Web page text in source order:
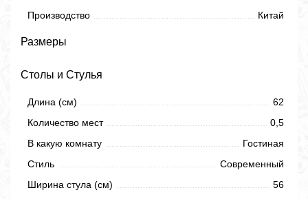
Производство Китай
Размеры
Столы и Стулья
Длина (см)
62
Количество мест
0,5
В какую комнату
Гостиная
Стиль
Современный
Ширина стула (см)
56